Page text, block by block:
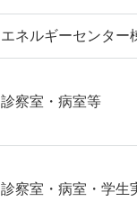
エネルギーセンター
診察室・病室等
診察室・病室・学生